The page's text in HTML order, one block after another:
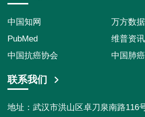
中国知网
万方数据
PubMed
维普资讯
中国抗癌协会
中国肺
联系我们
地址：武汉市洪山区卓刀泉南路116